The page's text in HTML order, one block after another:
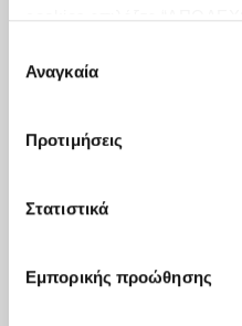
«ΔΕΝ ΑΠΟΔΕΧΟΜΑΙ».
και τους
και τροποποιήστε τις
τεχνικώς απαραίτητα)
συγκατάθεσης
Αναγκαία
Προτιμήσεις
Στατιστικά
Εμπορικής προώθησης